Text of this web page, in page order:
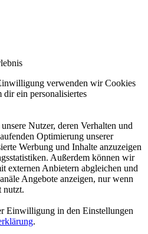
verwenden wir Cookies
ein personalisiertes
Nutzer, deren Verhalten und
Optimierung unserer
Werbung und Inhalte anzuzeigen
Außerdem können wir
externen Anbietern abgleichen und
Angebote anzeigen, nur wenn
nutzt.
Einwilligung in den Einstellungen
.